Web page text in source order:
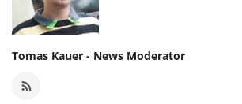
Tomas Kauer - News Moderator